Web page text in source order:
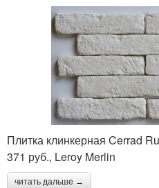
Плитка клинкерная Cerrad
371 руб., Leroy Merlin
читать дальше →